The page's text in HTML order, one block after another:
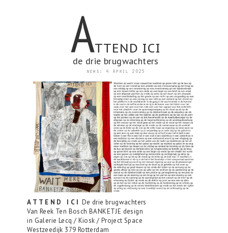
ATTEND ICI
de drie brugwachters
news: 4 April 2025
A T T E N D I C I De drie brugwachters
Van Reek Ten Bosch BANKETJE design
in Galerie Lecq / Kiosk / Project Space
Westzeedijk 379 Rotterdam